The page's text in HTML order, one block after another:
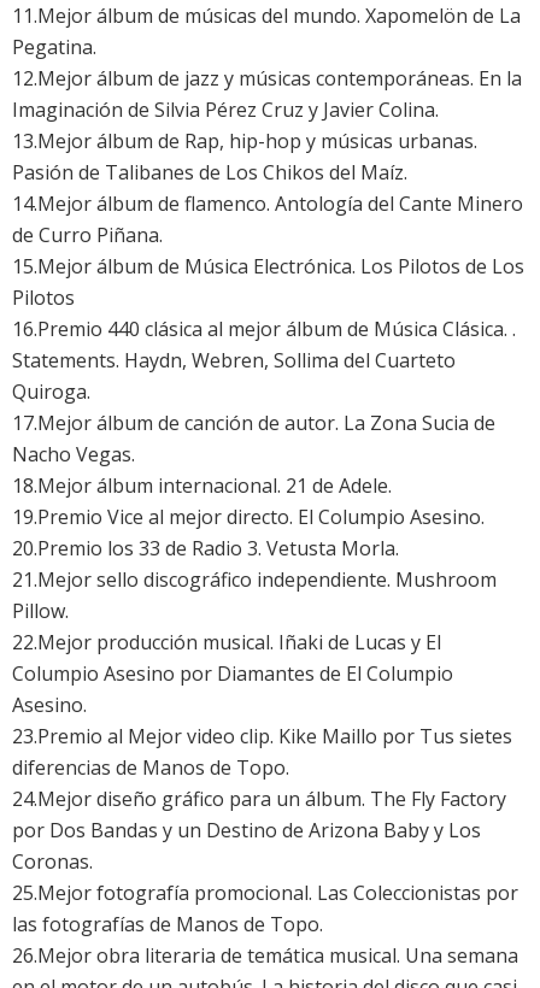
11.Mejor álbum de músicas del mundo. Xapomelön de La
Pegatina.
12.Mejor álbum de jazz y músicas contemporáneas. En la
Imaginación de Silvia Pérez Cruz y Javier Colina.
13.Mejor álbum de Rap, hip-hop y músicas urbanas.
Pasión de Talibanes de Los Chikos del Maíz.
14.Mejor álbum de flamenco. Antología del Cante Minero
de Curro Piñana.
15.Mejor álbum de Música Electrónica. Los Pilotos de Los
Pilotos
16.Premio 440 clásica al mejor álbum de Música Clásica. .
Statements. Haydn, Webren, Sollima del Cuarteto
Quiroga.
17.Mejor álbum de canción de autor. La Zona Sucia de
Nacho Vegas.
18.Mejor álbum internacional. 21 de Adele.
19.Premio Vice al mejor directo. El Columpio Asesino.
20.Premio los 33 de Radio 3. Vetusta Morla.
21.Mejor sello discográfico independiente. Mushroom
Pillow.
22.Mejor producción musical. Iñaki de Lucas y El
Columpio Asesino por Diamantes de El Columpio
Asesino.
23.Premio al Mejor video clip. Kike Maillo por Tus sietes
diferencias de Manos de Topo.
24.Mejor diseño gráfico para un álbum. The Fly Factory
por Dos Bandas y un Destino de Arizona Baby y Los
Coronas.
25.Mejor fotografía promocional. Las Coleccionistas por
las fotografías de Manos de Topo.
26.Mejor obra literaria de temática musical. Una semana